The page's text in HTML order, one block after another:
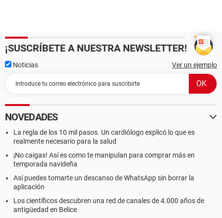
¡SUSCRÍBETE A NUESTRA NEWSLETTER!
Noticias Ver un ejemplo
NOVEDADES
La regla de los 10 mil pasos. Un cardiólogo explicó lo que es
realmente necesario para la salud
¡No caigas! Así es como te manipulan para comprar más en
temporada navideña
Así puedes tomarte un descanso de WhatsApp sin borrar la
aplicación
Los científicos descubren una red de canales de 4.000 años de
antigüedad en Belice